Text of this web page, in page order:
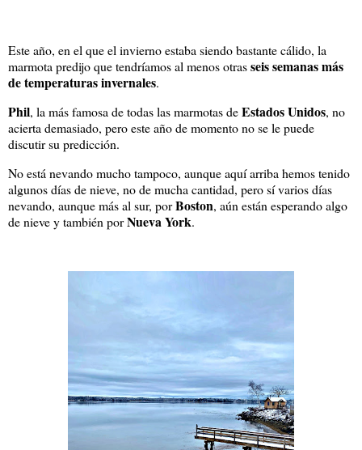
Este año, en el que el invierno estaba siendo bastante cálido, la
marmota predijo que tendríamos al menos otrasseis semanas más
de temperaturas invernales.
Phil, la más famosa de todas las marmotas deEstados Unidos, no
acierta demasiado, pero este año de momento no se le puede
discutir su predicción.
No está nevando mucho tampoco, aunque aquí arriba hemos tenido
algunos días de nieve, no de mucha cantidad, pero sí varios días
nevando, aunque más al sur, porBoston, aún están esperando algo
de nieve y también porNueva York.